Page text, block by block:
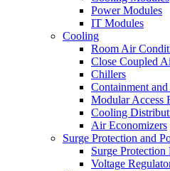
Power Modules
IT Modules
Cooling
Room Air
Close Coupled
Chillers
Containment
Modular Access
Cooling
Air Economizers
Surge Protection and
Surge Protection
Voltage